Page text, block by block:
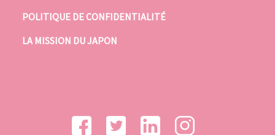
POLITIQUE DE CONFIDENTIALITÉ
LA MISSION DU JAPON